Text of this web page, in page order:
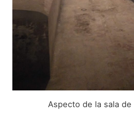
Aspecto de la sala de